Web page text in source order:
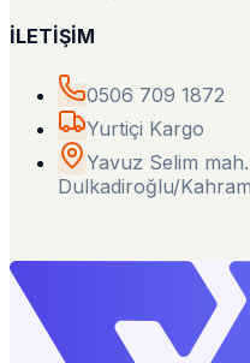
İLETİŞİM
0506 709 1872
Yurtiçi Kargo
Yavuz Selim
Dulkadiroğlu/